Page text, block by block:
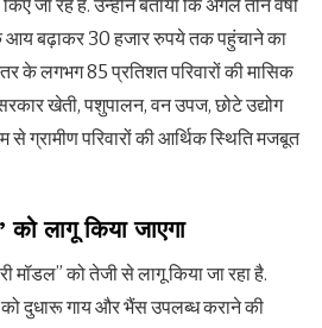
जा रहे हैं. उन्होंने बताया कि अगले तीन वर्षों
आय बढ़ाकर 30 हजार रुपये तक पहुंचाने का
के लगभग 85 प्रतिशत परिवारों की मासिक
खेती, पशुपालन, वन उपज, छोटे उद्योग
ग्रामीण परिवारों की आर्थिक स्थिति मजबूत
लागू किया जाएगा
मॉडल” को तेजी से लागू किया जा रहा है.
को दुधारू गाय और भैंस उपलब्ध कराने की